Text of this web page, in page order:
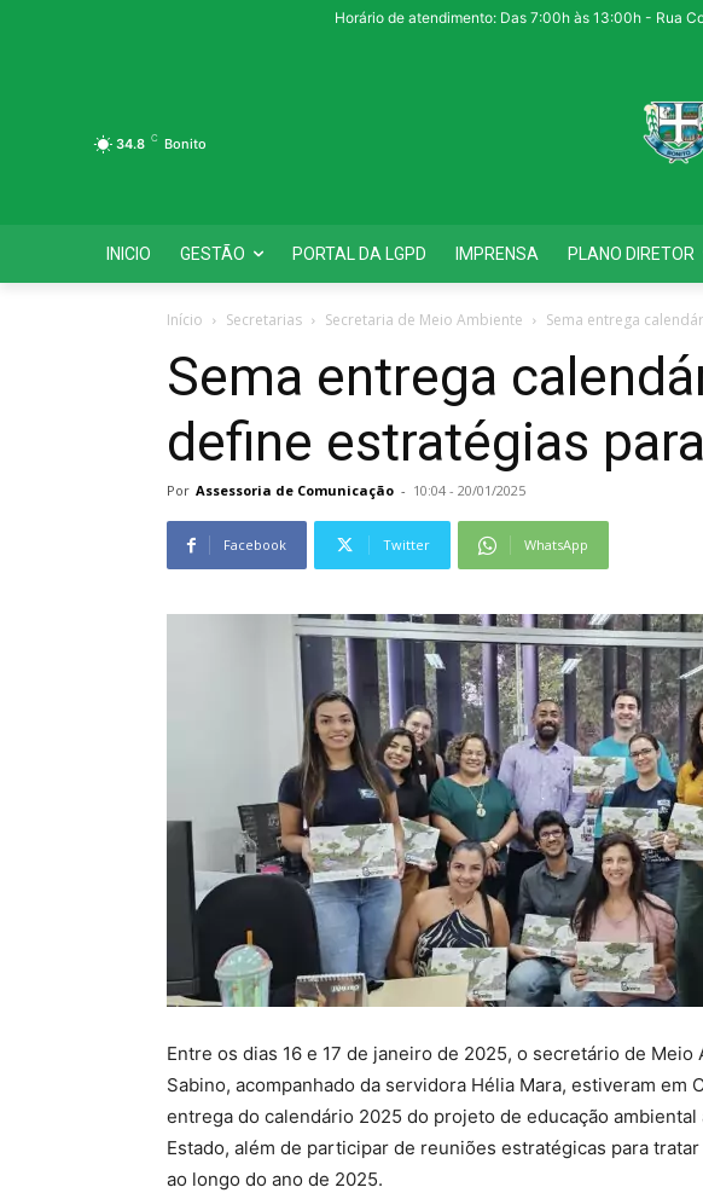
Horário de atendimento: Das 7:00h às 13:00h - Rua
34.8 C Bonito
INICIO GESTÃO PORTAL DA LGPD IMPRENSA PLANO DIRETOR
Início Secretarias Secretaria de Meio Ambiente Sema entrega
Sema entrega
define estratégias
Por Assessoria de Comunicação - 10:04 - 20/01/2025
Facebook Twitter WhatsApp
Entre os dias 16 e 17 de janeiro de 2025, o secretário de
Sabino, acompanhado da servidora Hélia Mara, estiveram em
entrega do calendário 2025 do projeto de educação
Estado, além de participar de reuniões estratégicas para
ao longo do ano de 2025.